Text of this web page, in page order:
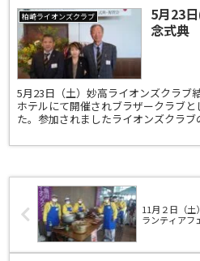
柏崎ライオンズクラブ
5月23
念式典
5月23日（土）妙高ライオンズクラブ
ホテルにて開催されブラザークラブ
た。参加されましたライオンズクラブ
11月２日（土
ランティアフ